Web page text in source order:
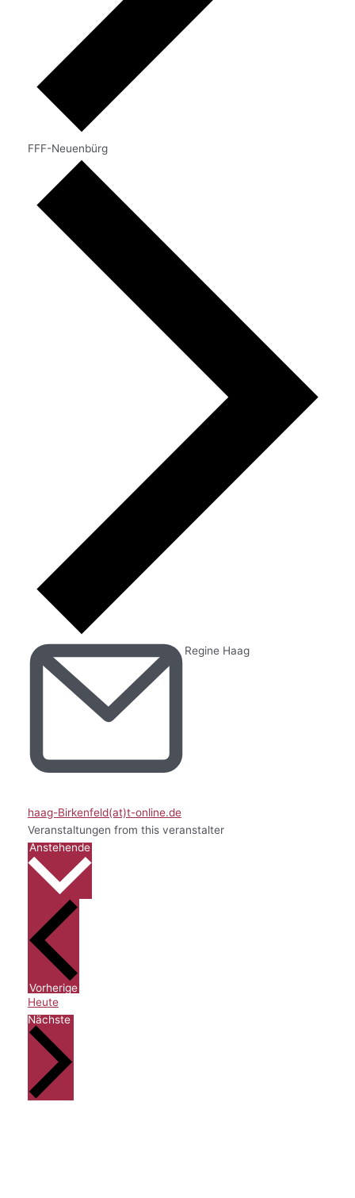
FFF-Neuenbürg
haag-Birkenfeld(at)t-online.de
Regine Haag
Veranstaltungen from this veranstalter
AnstehendeDatum
wählen.
VorherigeVeranstaltungen
Heute
NächsteVeranstaltungen